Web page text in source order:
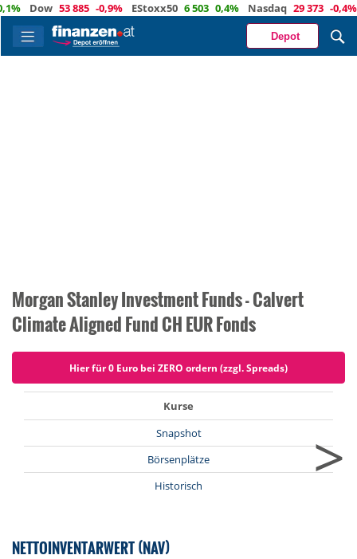
Dow 53 885 -0,9% EStoxx50 6 503 0,4% Nasdaq 29 373 -0,4% Öl
Depot
Morgan Stanley Investment Funds - Calvert
Climate Aligned Fund CH EUR Fonds
Hier für 0 Euro bei ZERO ordern (zzgl. Spreads)
Kurse
Snapshot
Börsenplätze
Historisch
>
NETTOINVENTARWERT (NAV)